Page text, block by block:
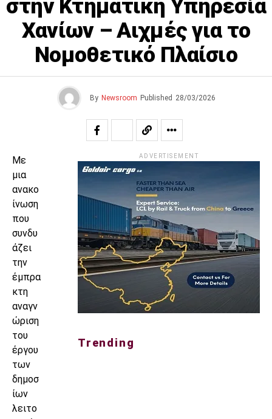
στην Κτηματική Υπηρεσία
Χανίων – Αιχμές για το
Νομοθετικό Πλαίσιο
By Newsroom Published 28/03/2026
Με
μια
ανακο
ίνωση
που
συνδυ
άζει
την
έμπρα
κτη
αναγν
ώριση
του
έργου
των
δημοσ
ίων
λειτο
ADVERTISEMENT
Trending